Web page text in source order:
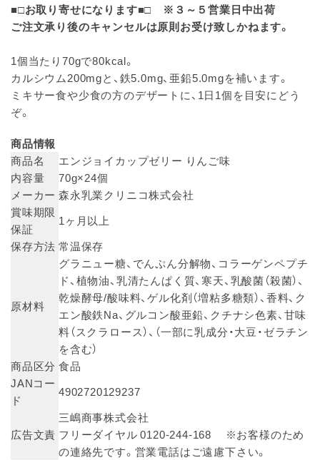
■□お取り寄せになります■□ ※３～５営業日中出荷
ご注文承り後のキャンセルは原則お受け致しかねます。
1個当たり70gで80kcal。
カルシウム200mgと、鉄5.0mg、亜鉛5.0mgを補います。
ミキサー食や少食の方のデザートに、1日1個を目安にどう
ぞ。
商品情報
商品名
エンジョイカップゼリー りんご味
内容量
70g×24個
メーカー 森永乳業クリニコ株式会社
賞味期限
保証
1ヶ月以上
保存方法 常温保存
原材料
グラニュー糖、でんぷん分解物、コラーゲンペプチ
ド、植物油、乳清たんぱく質、寒天、乳酸菌（殺菌）、
乾燥酵母/酸味料、ゲル化剤（増粘多糖類）、香料、ク
エン酸鉄Na、グルコン酸亜鉛、クチナシ色素、甘味
料（スクラロース）、（一部に乳成分・大豆・ゼラチン
を含む）
商品区分 食品
JANコー
ド
4902720129237
広告文責
三嶋商事株式会社
フリーダイヤル 0120-244-168 ※お客様のため
の連絡先です。営業電話はご遠慮下さい。